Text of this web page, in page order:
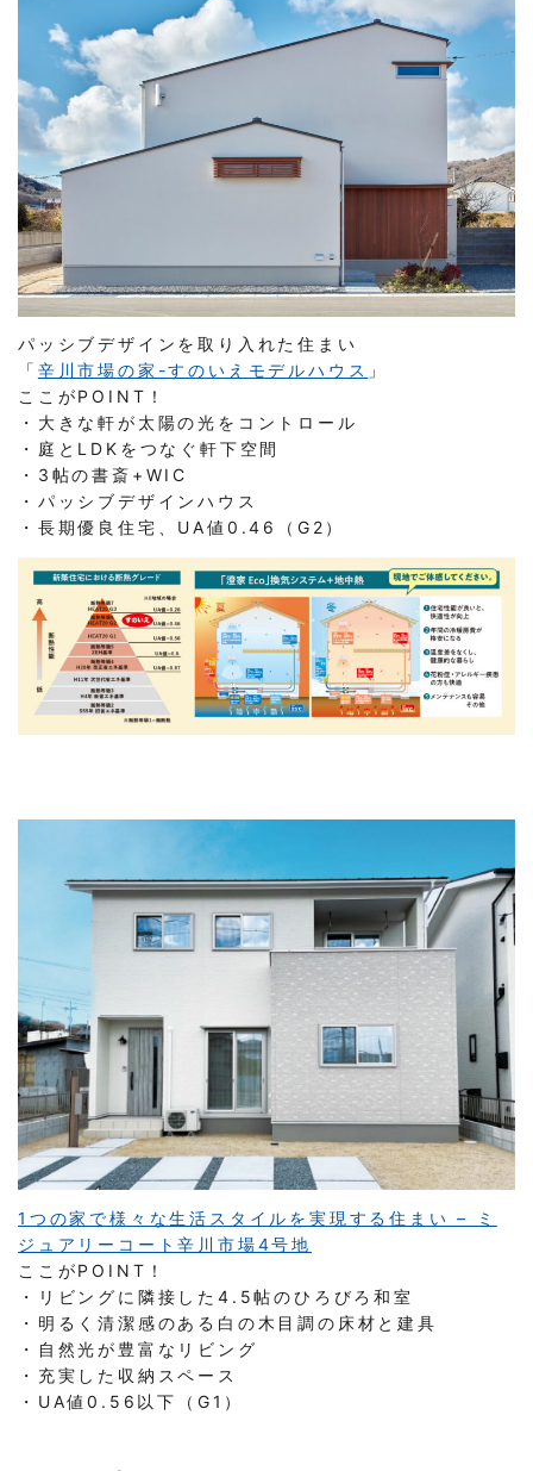
パッシブデザインを取り入れた住まい
「 辛川市場の家-すのいえモデルハウス 」
ここがPOINT！
・大きな軒が太陽の光をコントロール
・庭とLDKをつなぐ軒下空間
・3帖の書斎+WIC
・パッシブデザインハウス
・長期優良住宅、UA値0.46（G2）
1つの家で様々な生活スタイルを実現する住まい – ミ
ジュアリーコート辛川市場4号地
ここがPOINT！
・リビングに隣接した4.5帖のひろびろ和室
・明るく清潔感のある白の木目調の床材と建具
・自然光が豊富なリビング
・充実した収納スペース
・UA値0.56以下（G1）